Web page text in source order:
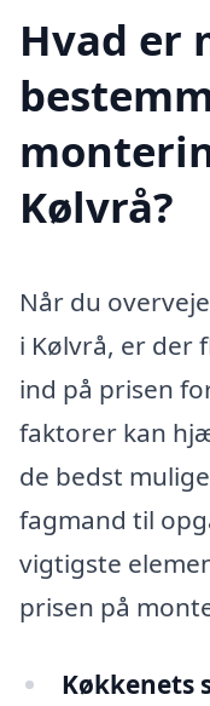
Hvad er
Kølvrå?
Når du
i Kølvrå, er der
ind på prisen
faktorer kan
de bedst
fagmand til
vigtigste
prisen på
Køkkenets